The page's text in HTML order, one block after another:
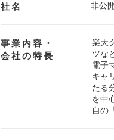
社名 非公開
事業内容・
会社の特長
楽天
ツな
電子
キャ
たる
を中
自の